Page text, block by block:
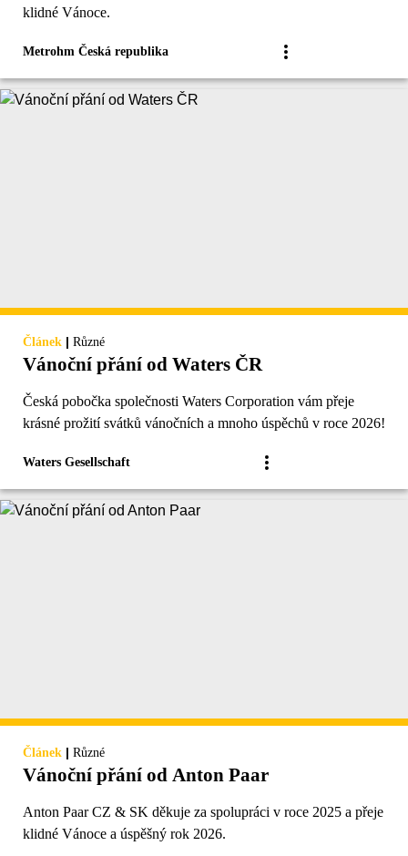
klidné Vánoce.
Metrohm Česká republika
Článek | Různé
Vánoční přání od Waters ČR
Česká pobočka společnosti Waters Corporation vám přeje
krásné prožití svátků vánočních a mnoho úspěchů v roce 2026!
Waters Gesellschaft
Článek | Různé
Vánoční přání od Anton Paar
Anton Paar CZ & SK děkuje za spolupráci v roce 2025 a přeje
klidné Vánoce a úspěšný rok 2026.